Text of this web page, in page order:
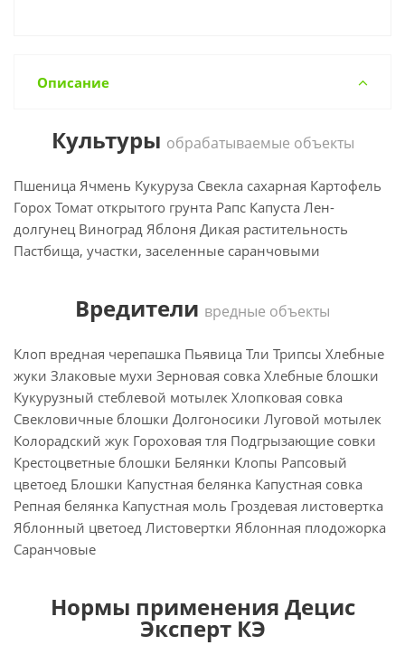
Описание
Культуры обрабатываемые объекты
Пшеница Ячмень Кукуруза Свекла сахарная Картофель
Горох Томат открытого грунта Рапс Капуста Лен-
долгунец Виноград Яблоня Дикая растительность
Пастбища, участки, заселенные саранчовыми
Вредители вредные объекты
Клоп вредная черепашка Пьявица Тли Трипсы Хлебные
жуки Злаковые мухи Зерновая совка Хлебные блошки
Кукурузный стеблевой мотылек Хлопковая совка
Свекловичные блошки Долгоносики Луговой мотылек
Колорадский жук Гороховая тля Подгрызающие совки
Крестоцветные блошки Белянки Клопы Рапсовый
цветоед Блошки Капустная белянка Капустная совка
Репная белянка Капустная моль Гроздевая листовертка
Яблонный цветоед Листовертки Яблонная плодожорка
Саранчовые
Нормы применения Децис
Эксперт КЭ